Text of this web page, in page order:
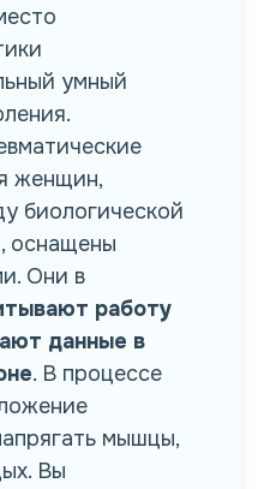
умный
женщин,
биологической
оснащены
Они в
работу
данные в
. В процессе
мышцы,
Вы